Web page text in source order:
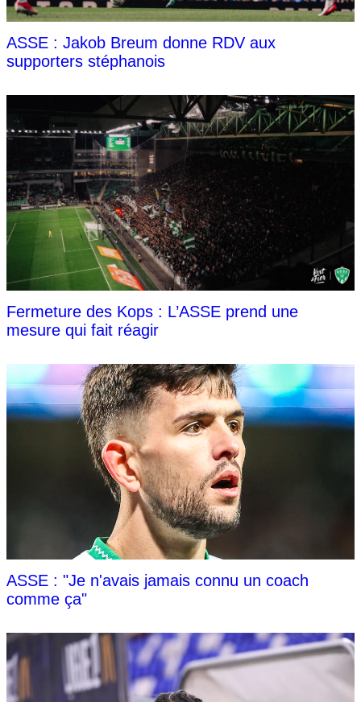
ASSE : Jakob Breum donne RDV aux
supporters stéphanois
Fermeture des Kops : L’ASSE prend une
mesure qui fait réagir
ASSE : "Je n'avais jamais connu un coach
comme ça"